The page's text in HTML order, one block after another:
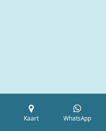
Kaart WhatsApp